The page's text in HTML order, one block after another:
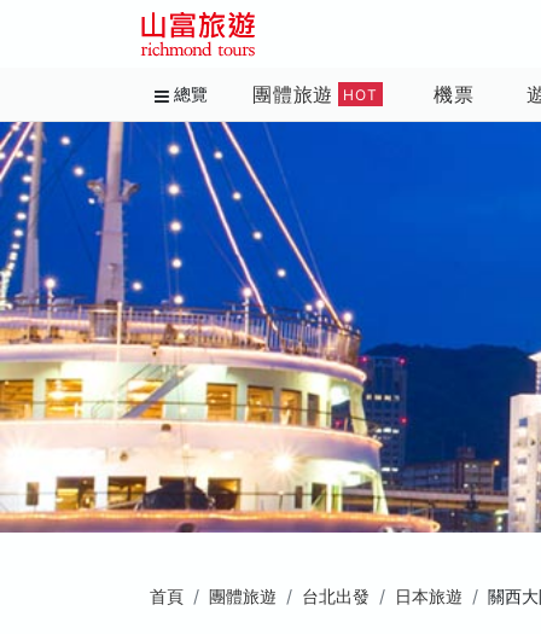
總覽 團體旅遊 HOT 機票
首頁 團體旅遊 台北出發 日本旅遊 關西